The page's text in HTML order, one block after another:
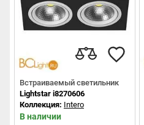
Встраиваемый светильник
Lightstar i8270606
Коллекция: Intero
В наличии